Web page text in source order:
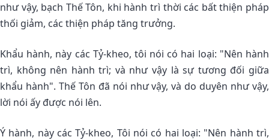
như vậy, bạch Thế Tôn, khi hành trì thời các bất thiện pháp
thối giảm, các thiện pháp tăng trưởng.
Khẩu hành, này các Tỷ-kheo, tôi nói có hai loại: "Nên hành
trì, không nên hành trì; và như vậy là sự tương đối giữa
khẩu hành". Thế Tôn đã nói như vậy, và do duyên như vậy,
lời nói ấy được nói lên.
Ý hành, này các Tỷ-kheo, Tôi nói có hai loại: "Nên hành trì,